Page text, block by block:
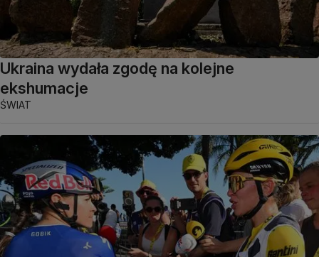
Ukraina wydała zgodę na kolejne
ekshumacje
ŚWIAT